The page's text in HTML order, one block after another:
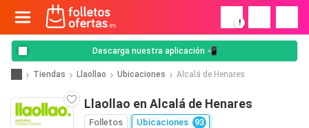
!
Descarga nuestra aplicación 📲
Tiendas Llaollao Ubicaciones Alcalá de Henares
Llaollao en Alcalá de Henares
Folletos Ubicaciones 93